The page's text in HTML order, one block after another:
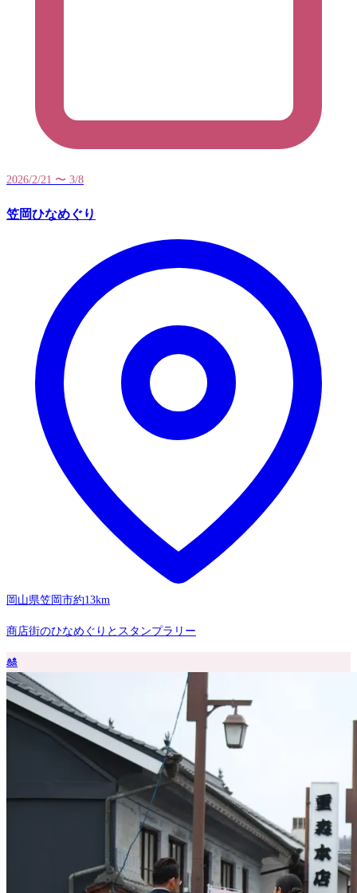
2026/2/21 〜 3/8
笠岡ひなめぐり
岡山県笠岡市約13km
商店街のひなめぐりとスタンプラリー
🎎